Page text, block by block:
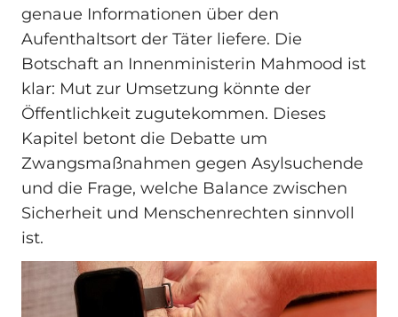
genaue Informationen über den
Aufenthaltsort der Täter liefere. Die
Botschaft an Innenministerin Mahmood ist
klar: Mut zur Umsetzung könnte der
Öffentlichkeit zugutekommen. Dieses
Kapitel betont die Debatte um
Zwangsmaßnahmen gegen Asylsuchende
und die Frage, welche Balance zwischen
Sicherheit und Menschenrechten sinnvoll
ist.